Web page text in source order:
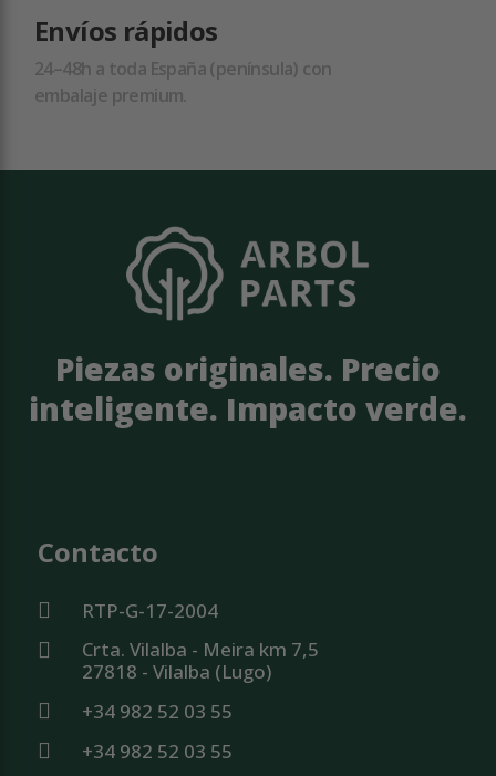
Envíos rápidos
24–48h a toda España (península) con
embalaje premium.
Piezas originales. Precio
inteligente. Impacto verde.
Contacto
RTP-G-17-2004
Crta. Vilalba - Meira km 7,5
27818 - Vilalba (Lugo)
+34 982 52 03 55
+34 982 52 03 55